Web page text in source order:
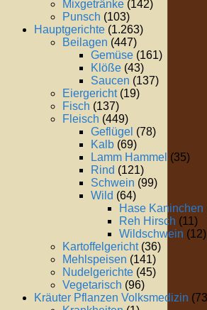
Mixgetränke (142)
Punsch (103)
Hauptgerichte (1.263)
Beilagen (447)
Gemüse (161)
Klöße (43)
Saucen (137)
Eiergericht(19)
Fisch (137)
Fleisch (449)
Geflügel (78)
Kalb (69)
Lamm Hammel (35)
Rind (121)
Schwein (99)
Wild (64)
Hase Kaninchen
Reh Hirsch (11)
Wildschwein (12)
Kartoffelgericht(36)
Mehlspeisen (141)
Nudelgerichte (45)
Vegetarisch (96)
Kräuter Pflanzen Volksmedizin